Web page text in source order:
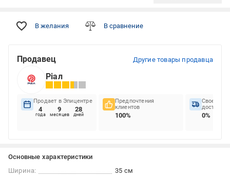
В желания В сравнение
Продавец Другие товары продавца
Ріал
Продает в Эпицентре
4
года
9
месяцев
28
дней
Предпочтения
клиентов
100%
доставок
0%
Основные характеристики
Ширина:
35 см